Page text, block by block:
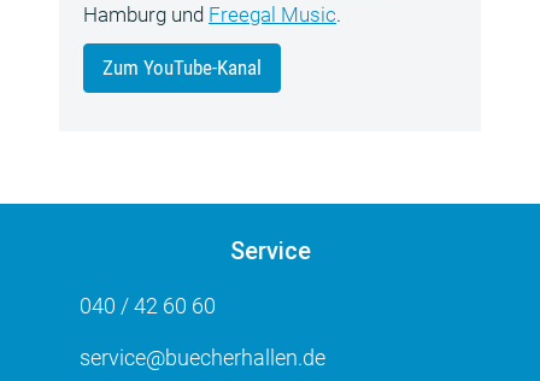
Hamburg und Freegal Music.
Zum YouTube-Kanal
Service
040 / 42 60 60
service@buecherhallen.de